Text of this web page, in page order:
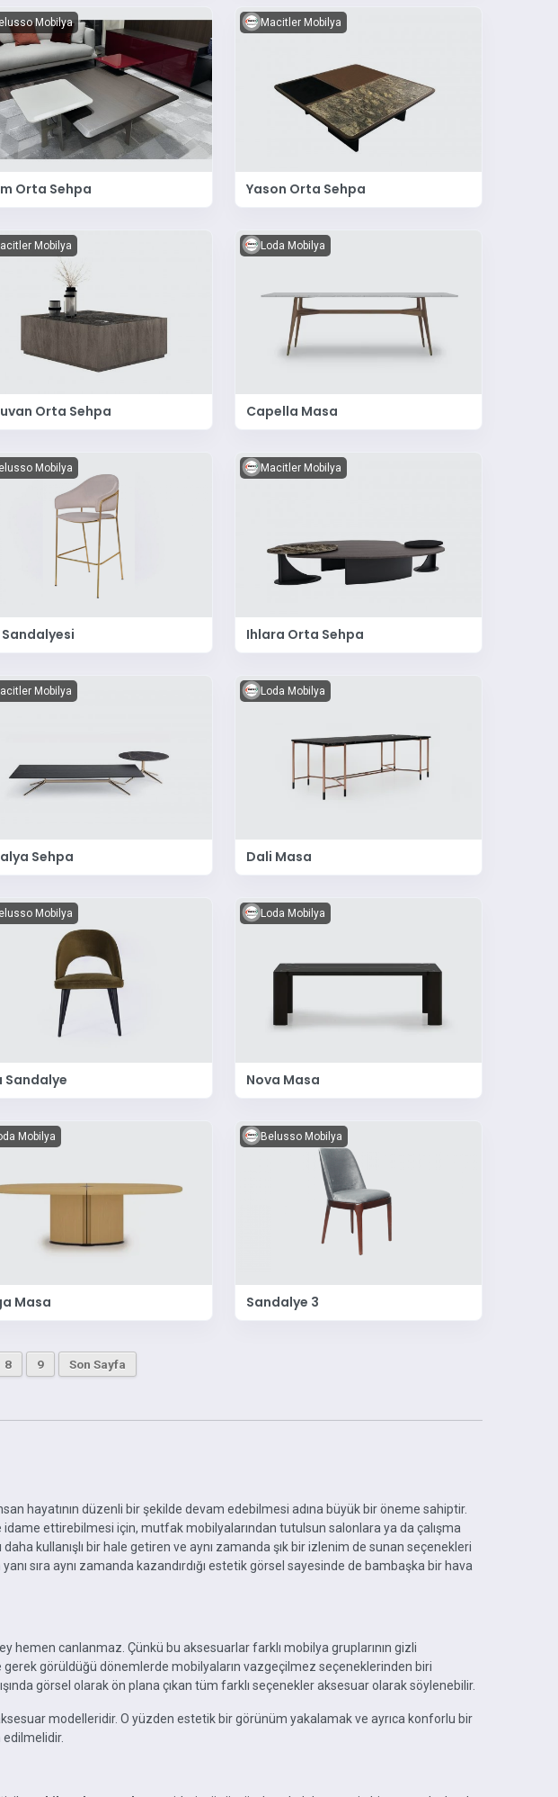
Mobilya
Orta Sehpa
Macitler Mobilya
Yason Orta Sehpa
Mobilya
Orta Sehpa
Loda Mobilya
Capella Masa
Mobilya
Sandalyesi
Macitler Mobilya
Ihlara Orta Sehpa
Mobilya
Sehpa
Loda Mobilya
Dali Masa
Mobilya
Sandalye
Loda Mobilya
Nova Masa
Mobilya
Masa
Belusso Mobilya
Sandalye 3
8 9 Son Sayfa
hayatının düzenli bir şekilde devam edebilmesi adına büyük bir öneme sahiptir.
ettirebilmesi için, mutfak mobilyalarından tutulsun salonlara ya da çalışma
kullanışlı bir hale getiren ve aynı zamanda şık bir izlenim de sunan seçenekleri
sıra aynı zamanda kazandırdığı estetik görsel sayesinde de bambaşka bir hava
hemen canlanmaz. Çünkü bu aksesuarlar farklı mobilya gruplarının gizli
görüldüğü dönemlerde mobilyaların vazgeçilmez seçeneklerinden biri
görsel olarak ön plana çıkan tüm farklı seçenekler aksesuar olarak söylenebilir.
modelleridir. O yüzden estetik bir görünüm yakalamak ve ayrıca konforlu bir
edilmelidir.